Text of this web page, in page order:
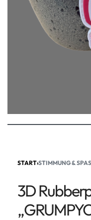
START›STIMMUNG &
3D